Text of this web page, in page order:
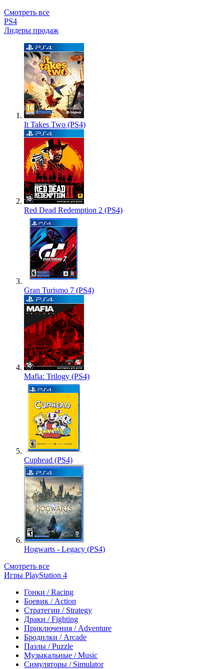
Смотреть все
PS4
Лидеры продаж
It Takes Two (PS4)
Red Dead Redemption 2 (PS4)
Gran Turismo 7 (PS4)
Mafia: Trilogy (PS4)
Cuphead (PS4)
Hogwarts - Legacy (PS4)
Смотреть все
Игры PlayStation 4
Гонки / Racing
Боевик / Action
Стратегии / Strategy
Драки / Fighting
Приключения / Adventure
Бродилки / Arcade
Пазлы / Puzzle
Музыкальные / Music
Симуляторы / Simulator